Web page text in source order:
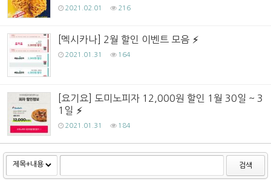
2021.02.01 216
[멕시카나] 2월 할인 이벤트 모음
2021.01.31 164
[요기요] 도미노피자 12,000원 할인 1월 30일 ~ 3
1일
2021.01.31 184
검색